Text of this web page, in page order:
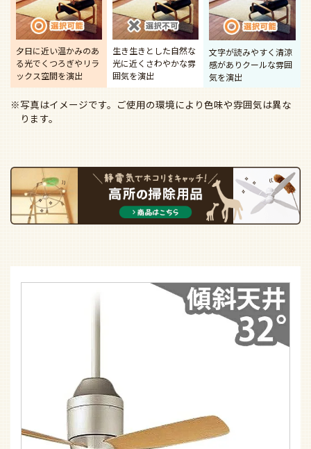
夕日に近い温かみのあ
る光でくつろぎやリラ
ックス空間を演出
生き生きとした自然な
光に近く さわやかな雰
囲気を演出
文字が読みやすく清涼
感がありクールな雰囲
気を演出
※写真はイメージです。ご使用の環境により色味や雰囲気は異な
ります。